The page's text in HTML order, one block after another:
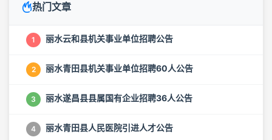
热门文章
1 丽水云和县机关事业单位招聘公告
2 丽水青田县机关事业单位招聘60人公告
3 丽水遂昌县县属国有企业招聘36人公告
4 丽水青田县人民医院引进人才公告